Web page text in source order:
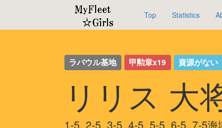
Top Statistics
ラバウル基地 甲勲章x19 資源がない
リリス 大
1-5, 2-5, 3-5, 4-5, 5-5, 6-5, 7-5海